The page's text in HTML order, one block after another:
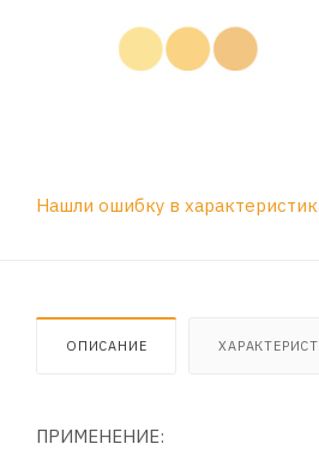
Нашли ошибку в
ОПИСАНИЕ
ПРИМЕНЕНИЕ: